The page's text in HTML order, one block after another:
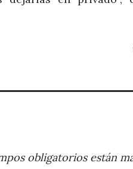
obligatorios están